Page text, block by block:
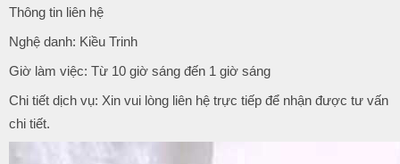
Thông tin liên hệ
Nghệ danh: Kiều Trinh
Giờ làm việc: Từ 10 giờ sáng đến 1 giờ sáng
Chi tiết dịch vụ: Xin vui lòng liên hệ trực tiếp để nhận được tư vấn
chi tiết.